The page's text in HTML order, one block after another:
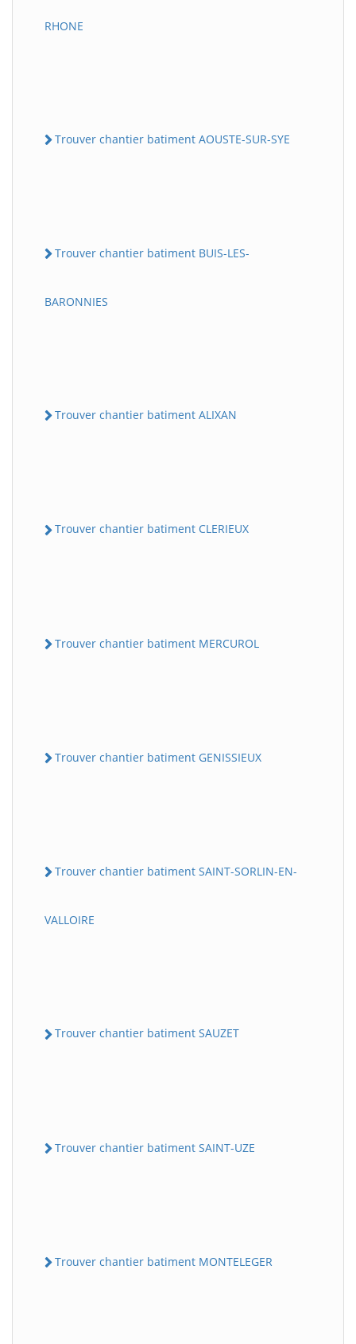
RHONE
Trouver chantier batiment AOUSTE-SUR-SYE
Trouver chantier batiment BUIS-LES-
BARONNIES
Trouver chantier batiment ALIXAN
Trouver chantier batiment CLERIEUX
Trouver chantier batiment MERCUROL
Trouver chantier batiment GENISSIEUX
Trouver chantier batiment SAINT-SORLIN-EN-
VALLOIRE
Trouver chantier batiment SAUZET
Trouver chantier batiment SAINT-UZE
Trouver chantier batiment MONTELEGER